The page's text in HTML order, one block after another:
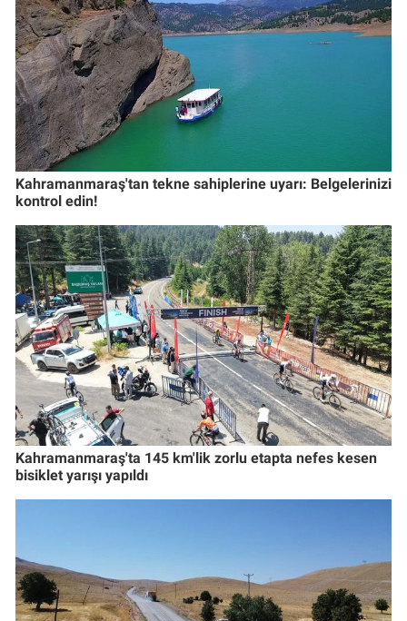
Kahramanmaraş'tan tekne sahiplerine uyarı: Belgelerinizi
kontrol edin!
Kahramanmaraş'ta 145 km'lik zorlu etapta nefes kesen
bisiklet yarışı yapıldı